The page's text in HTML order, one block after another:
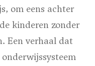
om eens achter
kinderen zonder
Een verhaal dat